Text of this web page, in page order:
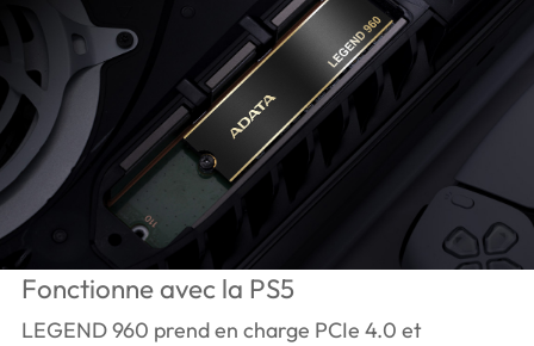
Fonctionne avec la PS5
LEGEND 960 prend en charge PCIe 4.0 et